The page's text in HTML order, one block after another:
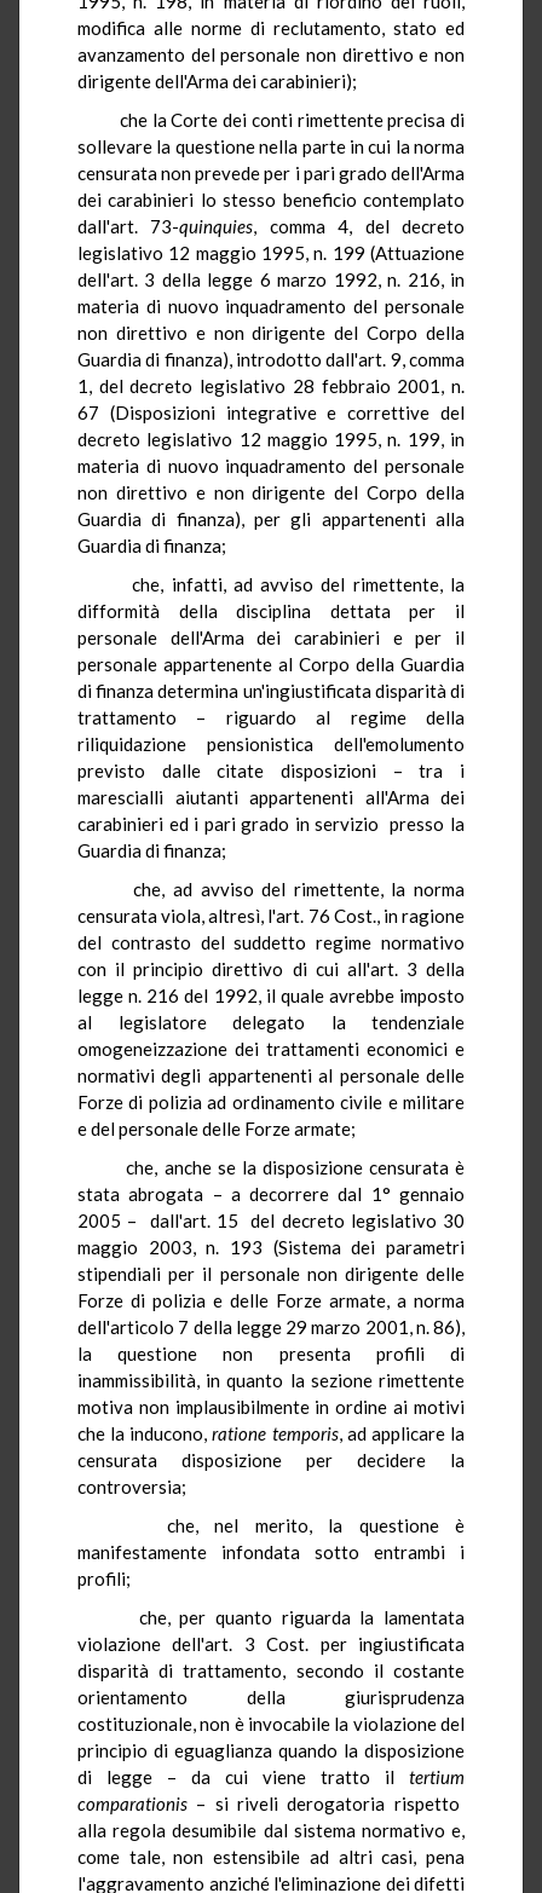
modifica alle norme di reclutamento, stato ed
avanzamento del personale non direttivo e non
dirigente dell'Arma dei carabinieri);
che la Corte dei conti rimettente precisa di
sollevare la questione nella parte in cui la norma
censurata non prevede per i pari grado dell'Arma
dei carabinieri lo stesso beneficio contemplato
dall'art. 73-quinquies, comma 4, del decreto
legislativo 12 maggio 1995, n. 199 (Attuazione
dell'art. 3 della legge 6 marzo 1992, n. 216, in
materia di nuovo inquadramento del personale
non direttivo e non dirigente del Corpo della
Guardia di finanza), introdotto dall'art. 9, comma
1, del decreto legislativo 28 febbraio 2001, n.
67 (Disposizioni integrative e correttive del
decreto legislativo 12 maggio 1995, n. 199, in
materia di nuovo inquadramento del personale
non direttivo e non dirigente del Corpo della
Guardia di finanza), per gli appartenenti alla
Guardia di finanza;
che, infatti, ad avviso del rimettente, la
difformità della disciplina dettata per il
personale dell'Arma dei carabinieri e per il
personale appartenente al Corpo della Guardia
di finanza determina un'ingiustificata disparità di
trattamento – riguardo al regime della
riliquidazione pensionistica dell'emolumento
previsto dalle citate disposizioni – tra i
marescialli aiutanti appartenenti all'Arma dei
carabinieri ed i pari grado in servizio presso la
Guardia di finanza;
che, ad avviso del rimettente, la norma
censurata viola, altresì, l'art. 76 Cost., in ragione
del contrasto del suddetto regime normativo
con il principio direttivo di cui all'art. 3 della
legge n. 216 del 1992, il quale avrebbe imposto
al legislatore delegato la tendenziale
omogeneizzazione dei trattamenti economici e
normativi degli appartenenti al personale delle
Forze di polizia ad ordinamento civile e militare
e del personale delle Forze armate;
che, anche se la disposizione censurata è
stata abrogata – a decorrere dal 1° gennaio
2005 – dall'art. 15 del decreto legislativo 30
maggio 2003, n. 193 (Sistema dei parametri
stipendiali per il personale non dirigente delle
Forze di polizia e delle Forze armate, a norma
dell'articolo 7 della legge 29 marzo 2001, n. 86),
la questione non presenta profili di
inammissibilità, in quanto la sezione rimettente
motiva non implausibilmente in ordine ai motivi
che la inducono,ratione temporis, ad applicare la
censurata disposizione per decidere la
controversia;
che, nel merito, la questione è
manifestamente infondata sotto entrambi i
profili;
che, per quanto riguarda la lamentata
violazione dell'art. 3 Cost. per ingiustificata
disparità di trattamento, secondo il costante
orientamento della giurisprudenza
costituzionale, non è invocabile la violazione del
principio di eguaglianza quando la disposizione
di legge – da cui viene tratto il tertium
comparationis – si riveli derogatoria rispetto
alla regola desumibile dal sistema normativo e,
come tale, non estensibile ad altri casi, pena
l'aggravamento anziché l'eliminazione dei difetti